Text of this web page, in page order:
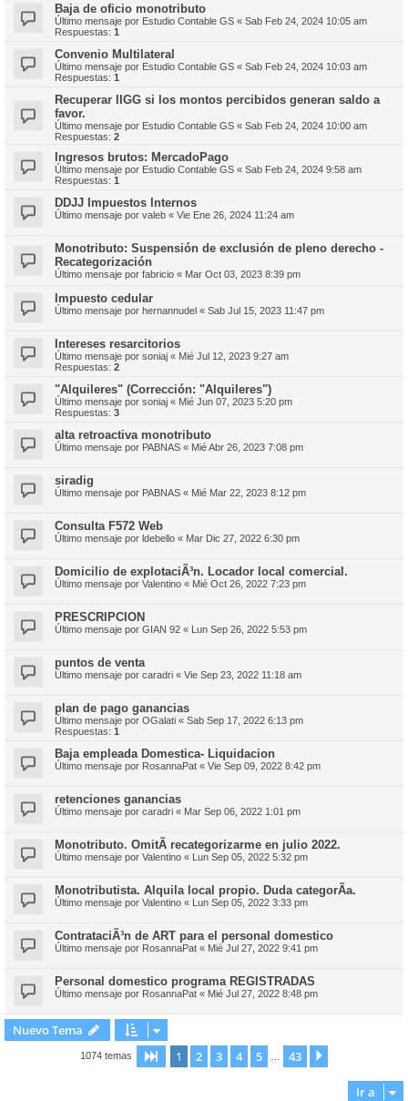
Baja de oficio monotributo
Último mensaje por Estudio Contable GS « Sab Feb 24, 2024 10:05 am
Respuestas: 1
Convenio Multilateral
Último mensaje por Estudio Contable GS « Sab Feb 24, 2024 10:03 am
Respuestas: 1
Recuperar IIGG si los montos percibidos generan saldo a
favor.
Último mensaje por Estudio Contable GS « Sab Feb 24, 2024 10:00 am
Respuestas: 2
Ingresos brutos: MercadoPago
Último mensaje por Estudio Contable GS « Sab Feb 24, 2024 9:58 am
Respuestas: 1
DDJJ Impuestos Internos
Último mensaje por valeb « Vie Ene 26, 2024 11:24 am
Monotributo: Suspensión de exclusión de pleno derecho -
Recategorización
Último mensaje por fabricio « Mar Oct 03, 2023 8:39 pm
Impuesto cedular
Último mensaje por hernannudel « Sab Jul 15, 2023 11:47 pm
Intereses resarcitorios
Último mensaje por soniaj « Mié Jul 12, 2023 9:27 am
Respuestas: 2
"Alquileres" (Corrección: "Alquileres")
Último mensaje por soniaj « Mié Jun 07, 2023 5:20 pm
Respuestas: 3
alta retroactiva monotributo
Último mensaje por PABNAS « Mié Abr 26, 2023 7:08 pm
siradig
Último mensaje por PABNAS « Mié Mar 22, 2023 8:12 pm
Consulta F572 Web
Último mensaje por ldebello « Mar Dic 27, 2022 6:30 pm
Domicilio de explotaciÃ³n. Locador local comercial.
Último mensaje por Valentino « Mié Oct 26, 2022 7:23 pm
PRESCRIPCION
Último mensaje por GIAN 92 « Lun Sep 26, 2022 5:53 pm
puntos de venta
Último mensaje por caradri « Vie Sep 23, 2022 11:18 am
plan de pago ganancias
Último mensaje por OGalati « Sab Sep 17, 2022 6:13 pm
Respuestas: 1
Baja empleada Domestica- Liquidacion
Último mensaje por RosannaPat « Vie Sep 09, 2022 8:42 pm
retenciones ganancias
Último mensaje por caradri « Mar Sep 06, 2022 1:01 pm
Monotributo. OmitÃ­ recategorizarme en julio 2022.
Último mensaje por Valentino « Lun Sep 05, 2022 5:32 pm
Monotributista. Alquila local propio. Duda categorÃ­a.
Último mensaje por Valentino « Lun Sep 05, 2022 3:33 pm
ContrataciÃ³n de ART para el personal domestico
Último mensaje por RosannaPat « Mié Jul 27, 2022 9:41 pm
Personal domestico programa REGISTRADAS
Último mensaje por RosannaPat « Mié Jul 27, 2022 8:48 pm
Nuevo Tema
1074 temas Página de 43
1 2 3 4 5 43
Ir a